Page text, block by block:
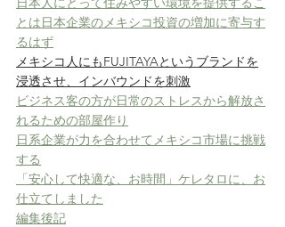
とは日本企業のメキシコ投資の増加に寄与す
るはず
メキシコ人にもFUJITAYAというブランドを
浸透させ、インバウンドを刺激
ビジネス客の方が日常のストレスから解放さ
れるための部屋作り
日系企業が力を合わせてメキシコ市場に挑戦
する
「安心して快適な、お時間」ケレタロに、お
仕立てしました
編集後記